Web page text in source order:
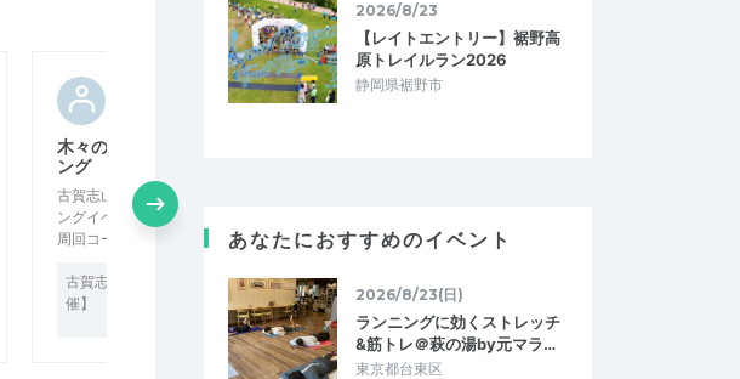
木々の中をゆっくりトレイルランニ
ング
古賀志山の麓で開催されたトレイルランニ
ングイベントに参加しました。1周4km弱の
周回コースを、参加者の皆さんとおしゃ…
古賀志山でトレイルランニング【7/26開
催】
2026/7/26
板室温泉スパトレイル16K & 48K 2026
2026/8/23
【レイトエントリー】裾野高
原トレイルラン2026
静岡県裾野市
あなたにおすすめのイベント
2026/8/23(日)
ランニングに効くストレッチ
&筋トレ＠萩の湯by元マラ…
東京都台東区